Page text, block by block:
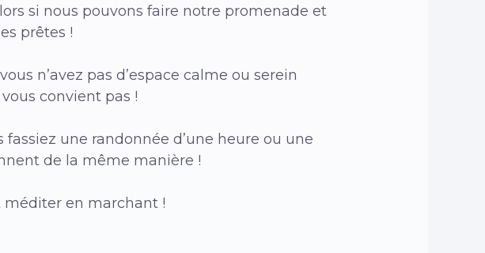
si nous pouvons faire notre promenade et
prêtes !
n’avez pas d’espace calme ou serein
convient pas !
une randonnée d’une heure ou une
de la même manière !
méditer en marchant !